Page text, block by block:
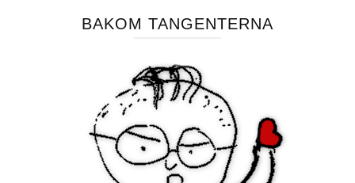
BAKOM TANGENTERNA